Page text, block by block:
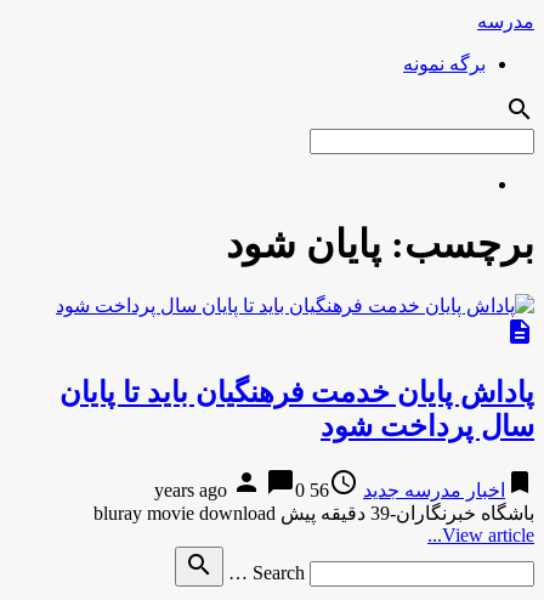
مدرسه
برگه نمونه
search
برچسب: پایان شود
description
پاداش پایان خدمت فرهنگیان باید تا پایان
سال پرداخت شود
bookmark اخبار مدرسه جدید access_time
56 years ago
person chat_bubble0
باشگاه خبرنگاران-39 دقیقه پیش bluray movie download
View article...
Search …
search